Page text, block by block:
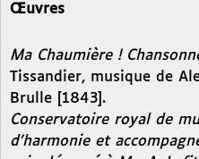
Œuvres
Ma Chaumière !
Tissandier, musique de
Brulle [1843].
Conservatoire royal de
d’harmonie et